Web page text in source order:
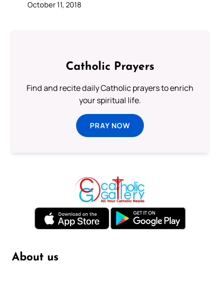
October 11, 2018
Catholic Prayers
Find and recite daily Catholic prayers to enrich
your spiritual life.
PRAY NOW
About us